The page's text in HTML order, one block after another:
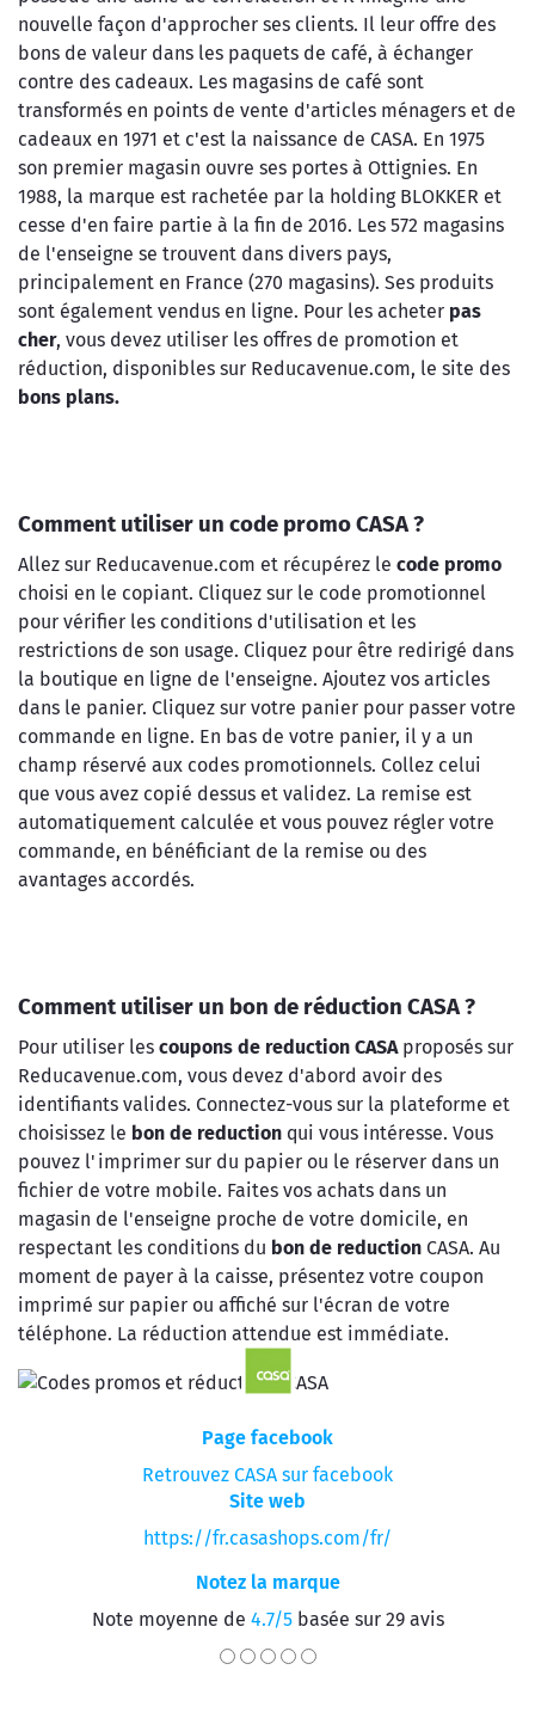
nouvelle façon d'approcher ses clients. Il leur offre des
bons de valeur dans les paquets de café, à échanger
contre des cadeaux. Les magasins de café sont
transformés en points de vente d'articles ménagers et de
cadeaux en 1971 et c'est la naissance de CASA. En 1975
son premier magasin ouvre ses portes à Ottignies. En
1988, la marque est rachetée par la holding BLOKKER et
cesse d'en faire partie à la fin de 2016. Les 572 magasins
de l'enseigne se trouvent dans divers pays,
principalement en France (270 magasins). Ses produits
sont également vendus en ligne. Pour les acheter pas
cher, vous devez utiliser les offres de promotion et
réduction, disponibles sur Reducavenue.com, le site des
bons plans.
Comment utiliser un code promo CASA ?
Allez sur Reducavenue.com et récupérez le code promo
choisi en le copiant. Cliquez sur le code promotionnel
pour vérifier les conditions d'utilisation et les
restrictions de son usage. Cliquez pour être redirigé dans
la boutique en ligne de l'enseigne. Ajoutez vos articles
dans le panier. Cliquez sur votre panier pour passer votre
commande en ligne. En bas de votre panier, il y a un
champ réservé aux codes promotionnels. Collez celui
que vous avez copié dessus et validez. La remise est
automatiquement calculée et vous pouvez régler votre
commande, en bénéficiant de la remise ou des
avantages accordés.
Comment utiliser un bon de réduction CASA ?
Pour utiliser les coupons de reduction CASAproposés sur
Reducavenue.com, vous devez d'abord avoir des
identifiants valides. Connectez-vous sur la plateforme et
choisissez le bon de reduction qui vous intéresse. Vous
pouvez l'imprimer sur du papier ou le réserver dans un
fichier de votre mobile. Faites vos achats dans un
magasin de l'enseigne proche de votre domicile, en
respectant les conditions du bon de reduction CASA. Au
moment de payer à la caisse, présentez votre coupon
imprimé sur papier ou affiché sur l'écran de votre
téléphone. La réduction attendue est immédiate.
Page facebook
Retrouvez CASA sur facebook
Site web
https://fr.casashops.com/fr/
Notez la marque
Note moyenne de 4.7/5basée sur 29 avis